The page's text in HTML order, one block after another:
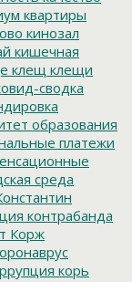
квартиры
кинозал
кишечная
клещ клещи
сводка
образования
платежи
среда
контрабанда
Корж
корь